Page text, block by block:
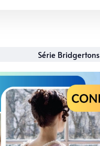
Série Bridgertons